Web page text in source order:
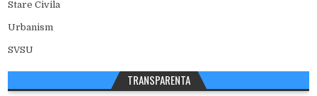
Stare Civila
Urbanism
SVSU
TRANSPARENTA